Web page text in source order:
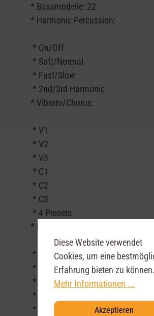
* Bassmodelle: 22
* Harmonic Percussion:
* On/Off
* Soft/Normal
* Fast/Slow
* 2nd/3rd Harmonic
* Vibrato/Chorus:
* V1
* V2
* V3
* C1
* C2
* C3
* 4 Presets
* Rotary Speaker:
* 8 Presets
* 1 frei programmierbares Setup
* Einstellbare Mikrofonierung
* Memphis Mode
* Rotor- und Hornparameter
Diese Website verwendet
Cookies, um eine
Erfahrung bieten zu können.
Mehr Informationen ...
Akzeptieren